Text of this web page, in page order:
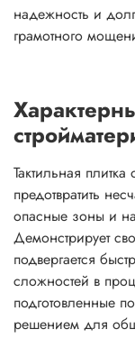
надежность и
грамотного
Тактильная
предотвратить
опасные зоны и
Демонстрирует
подвергается
сложностей в
подготовленные
решением для